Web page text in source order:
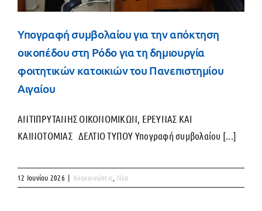
Υπογραφή συμβολαίου για την απόκτηση
οικοπέδου στη Ρόδο για τη δημιουργία
φοιτητικών κατοικιών του Πανεπιστημίου
Αιγαίου
ΑΝΤΙΠΡΥΤΑΝΗΣ ΟΙΚΟΝΟΜΙΚΩΝ, ΕΡΕΥΝΑΣ ΚΑΙ
ΚΑΙΝΟΤΟΜΙΑΣ ΔΕΛΤΙΟ ΤΥΠΟΥ Υπογραφή συμβολαίου [...]
12 Ιουνίου 2026 | Ανακοινώσεις Νέα